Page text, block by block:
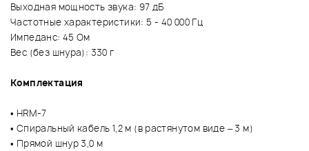
Выходная мощность звука: 97 дБ
Частотные характеристики: 5 - 40 000 Гц
Импеданс: 45 Ом
Вес (без шнура): 330 г
Комплектация
• HRM-7
• Спиральный кабель 1,2 м (в растянутом виде – 3 м)
• Прямой шнур 3,0 м